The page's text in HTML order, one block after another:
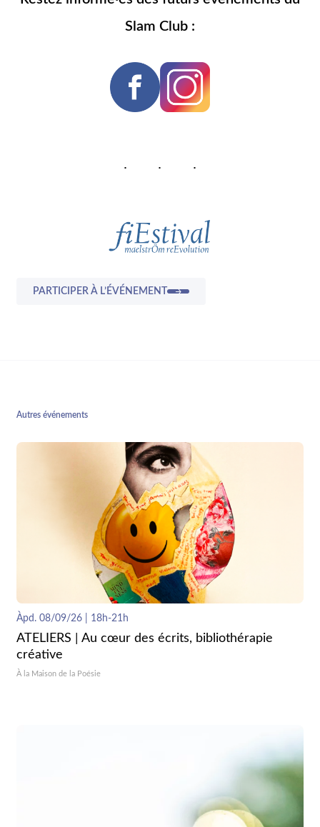
Slam Club :
PARTICIPER À L’ÉVÉNEMENT
Autres événements
Àpd. 08/09/26 | 18h-21h
ATELIERS | Au cœur des écrits, bibliothérapie
créative
À la Maison de la Poésie